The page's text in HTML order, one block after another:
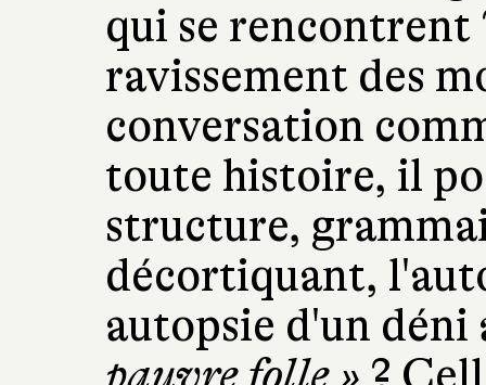
qui se rencontrent
ravissement des
conversation
toute histoire, il
structure,
décortiquant,
autopsie d'un